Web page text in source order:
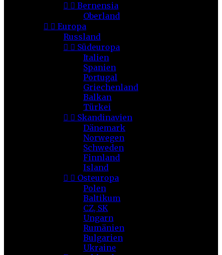
  Bernensia
Oberland
  Europa
Russland
  Südeuropa
Italien
Spanien
Portugal
Griechenland
Balkan
Türkei
  Skandinavien
Dänemark
Norwegen
Schweden
Finnland
Island
  Osteuropa
Polen
Baltikum
CZ, SK
Ungarn
Rumänien
Bulgarien
Ukraine